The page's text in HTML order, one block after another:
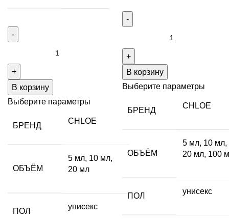
ORCHIDEE
DE
MINUIT
В корзину
Выберите параметры
БРЕНД
CHLOE
ОБЪЁМ
5 мл, 10 мл,
20 мл
ПОЛ
унисекс
PAPYRUS
В корзину
Выберите параметры
БРЕНД
CHLOE
ОБЪЁМ
5 мл, 10 мл,
20 мл, 100
ПОЛ
унисекс